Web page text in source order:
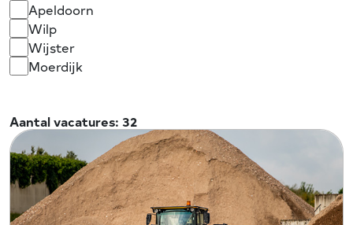
Apeldoorn
Wilp
Wijster
Moerdijk
Aantal vacatures: 32